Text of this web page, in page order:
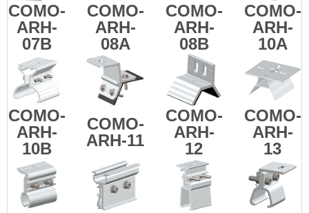
COMO-
ARH-
07B
COMO-
ARH-
08A
COMO-
ARH-
08B
COMO-
ARH-
10A
COMO-
ARH-
10B
COMO-
ARH-11
COMO-
ARH-
12
COMO-
ARH-
13